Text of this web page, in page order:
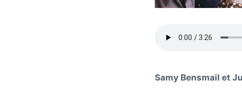
Samy Bensmail et